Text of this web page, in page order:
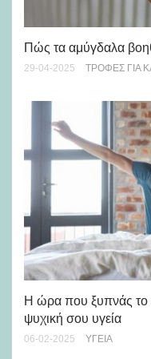
Πώς τα αμύγδαλα
29-04-2025 ΤΡΟΦΈΣ ΓΙΑ
Η ώρα που ξυπνάς το
ψυχική σου υγεία
06-02-2025 ΥΓΕΊΑ